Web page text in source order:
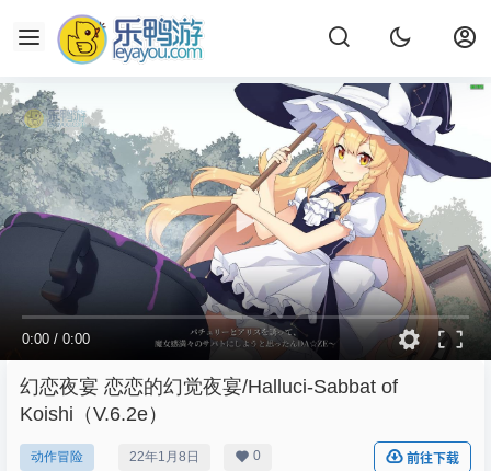
0:00 / 0:00
幻恋夜宴 恋恋的幻觉夜宴/Halluci-Sabbat of
Koishi（V.6.2e）
动作冒险 22年1月8日 0 前往下载